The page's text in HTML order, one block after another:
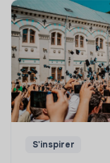
S'inspirer